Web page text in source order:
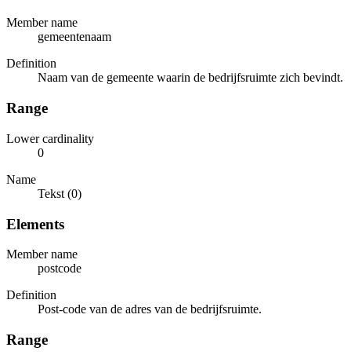
Member name
gemeentenaam
Definition
Naam van de gemeente waarin de bedrijfsruimte zich bevindt.
Range
Lower cardinality
0
Name
Tekst (0)
Elements
Member name
postcode
Definition
Post-code van de adres van de bedrijfsruimte.
Range